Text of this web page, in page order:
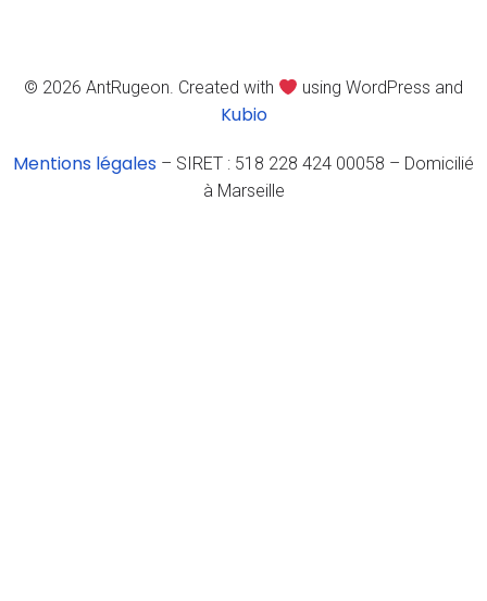
© 2026 AntRugeon. Created with using WordPress and
Kubio
Mentions légales – SIRET : 518 228 424 00058 – Domicilié
à Marseille